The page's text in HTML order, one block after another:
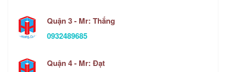
Quận 3 - Mr: Thắng
0932489685
Quận 4 - Mr: Đạt